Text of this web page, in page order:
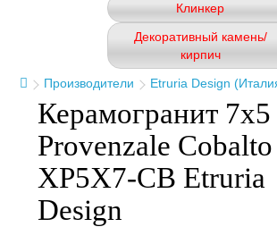
Клинкер
Декоративный камень/
кирпич
Производители
Etruria Design
Керамогранит
Provenzale Cobalto
XP5X7-CB Etruria
Design